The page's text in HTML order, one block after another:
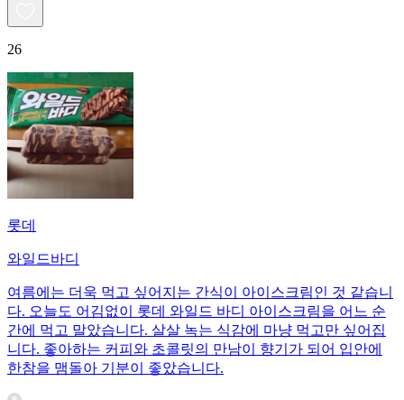
26
롯데
와일드바디
여름에는 더욱 먹고 싶어지는 간식이 아이스크림인 것 같습니
다. 오늘도 어김없이 롯데 와일드 바디 아이스크림을 어느 순
간에 먹고 말았습니다. 살살 녹는 식감에 마냥 먹고만 싶어집
니다. 좋아하는 커피와 초콜릿의 만남이 향기가 되어 입안에
한참을 맴돌아 기분이 좋았습니다.